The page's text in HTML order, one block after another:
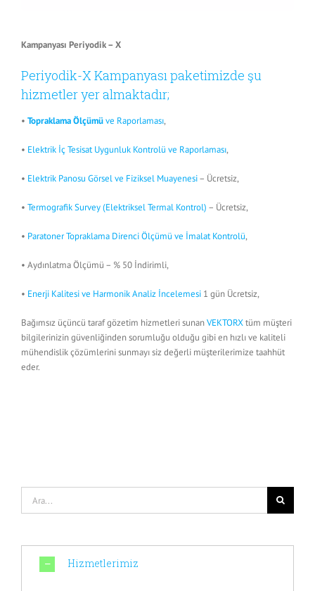
Kampanyası Periyodik – X
Periyodik-X Kampanyası paketimizde şu
hizmetler yer almaktadır;
• Topraklama Ölçümüve Raporlaması,
• Elektrik İç Tesisat Uygunluk Kontrolü ve Raporlaması,
• Elektrik Panosu Görsel ve Fiziksel Muayenesi– Ücretsiz,
• Termografik Survey (Elektriksel Termal Kontrol) – Ücretsiz,
• Paratoner Topraklama Direnci Ölçümü ve İmalat Kontrolü,
• Aydınlatma Ölçümü – % 50 İndirimli,
• Enerji Kalitesi ve Harmonik Analiz İncelemesi 1 gün Ücretsiz,
Bağımsız üçüncü taraf gözetim hizmetleri sunanVEKTORXtüm müşteri
bilgilerinizin güvenliğinden sorumluğu olduğu gibi en hızlı ve kaliteli
mühendislik çözümlerini sunmayı siz değerli müşterilerimize taahhüt
eder.
Hizmetlerimiz